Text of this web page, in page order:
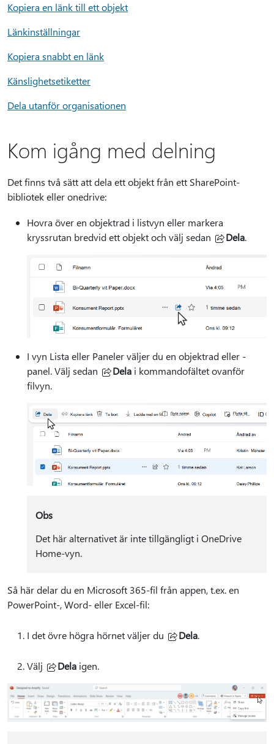
Kopiera en länk till ett objekt
Länkinställningar
Kopiera snabbt en länk
Känslighetsetiketter
Dela utanför organisationen
Kom igång med delning
Det finns två sätt att dela ett objekt från ett SharePoint-
bibliotek eller onedrive:
Hovra över en objektrad i listvyn eller markera
kryssrutan bredvid ett objekt och välj sedan
Dela.
I vyn Lista eller Paneler väljer du en objektrad eller -
panel. Välj sedan
Dela i kommandofältet ovanför
filvyn.
Obs
Det här alternativet är inte tillgängligt i OneDrive
Home-vyn.
Så här delar du en Microsoft 365-fil från appen, t.ex. en
PowerPoint-, Word- eller Excel-fil:
I det övre högra hörnet väljer du Dela.
Välj Dela igen.